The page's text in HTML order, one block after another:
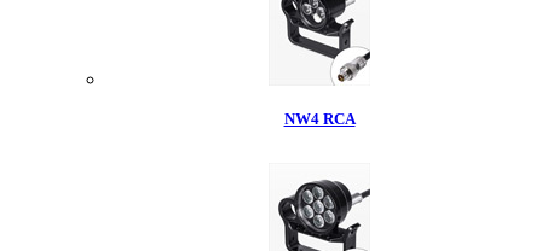
NW4 RCA